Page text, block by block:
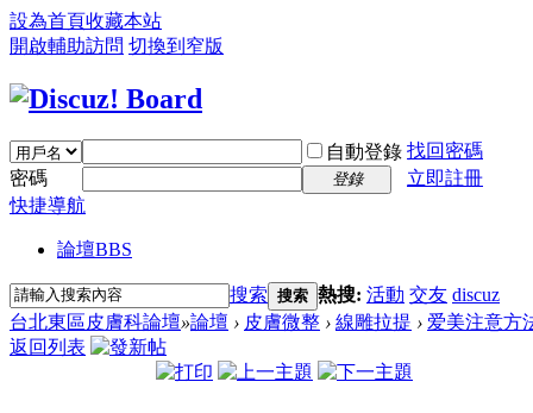
設為首頁收藏本站
開啟輔助訪問 切換到窄版
自動登錄 找回密碼
密碼
登錄
立即註冊
快捷導航
論壇BBS
搜索 搜索 熱搜: 活動 交友 discuz
台北東區皮膚科論壇»論壇 › 皮膚微整 › 線雕拉提 › 爱美注意方
返回列表